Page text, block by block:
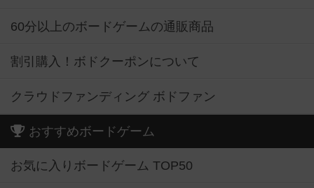
60分以上のボードゲームの通販商品
割引購入！ボドクーポンについて
クラウドファンディング ボドファン
おすすめボードゲーム
お気に入りボードゲーム TOP50